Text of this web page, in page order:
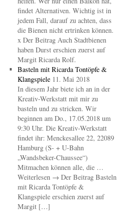
findet Alternativen. Wichtig ist in
jedem Fall, darauf zu achten, dass
die Bienen nicht ertrinken können.
x Der Beitrag Auch Stadtbienen
haben Durst erschien zuerst auf
Margit Ricarda Rolf.
Basteln mit Ricarda Tontöpfe &
Klangspiele 11. Mai 2018
In diesem Jahr biete ich an in der
Kreativ-Werkstatt mit mir zu
basteln und zu stricken. Wir
beginnen am Do., 17.05.2018 um
9:30 Uhr. Die Kreativ-Werkstatt
findet ihr: Menckesallee 22, 22089
Hamburg (S- + U-Bahn
„Wandsbeker-Chaussee“)
Mitmachen können alle, die …
Weiterlesen → Der Beitrag Basteln
mit Ricarda Tontöpfe &
Klangspiele erschien zuerst auf
Margit […]